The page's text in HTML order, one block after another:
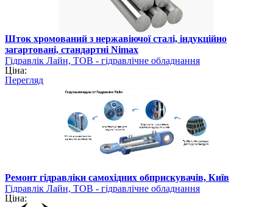
Шток хромований з нержавіючої сталі, індукційно
загартовані, стандартні Nimax
Гідравлік Лайн, ТОВ - гідравлічне обладнання
Ціна:
Перегляд
Ремонт гідравліки самохідних обприскувачів, Київ
Гідравлік Лайн, ТОВ - гідравлічне обладнання
Ціна: